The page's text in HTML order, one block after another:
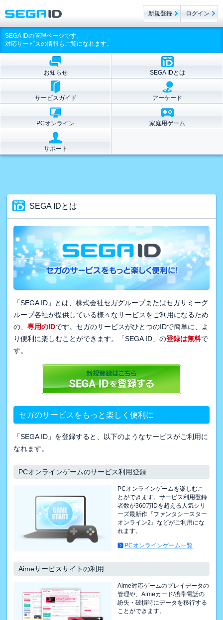
SEGA IDの管理ページです。
対応サービスの情報もご覧になれます。
お知らせ SEGA IDとは
サービスガイド アーケード
PCオンライン 家庭用ゲーム
サポート
SEGA IDとは
「SEGA ID」とは、株式会社セガグループまたはセガサミーグ
ループ各社が提供している様々なサービスをご利用になるため
の、専用のIDです。セガのサービスがひとつのIDで簡単に、よ
り便利に楽しむことができます。「SEGA ID」の登録は無料で
す。
セガのサービスをもっと楽しく便利に
「SEGA ID」を登録すると、以下のようなサービスがご利用に
なれます。
PCオンラインゲームのサービス利用登録
PCオンラインゲームを楽しむこ
とができます。サービス利用登録
者数が360万IDを超える人気シリ
ーズ最新作『ファンタシースター
オンライン2』などがご利用にな
れます。
PCオンラインゲーム一覧
Aimeサービスサイトの利用
Aime対応ゲームのプレイデータの
管理や、Aimeカード/携帯電話の
紛失・破損時にデータを移行する
ことができます。
新規登録 ログイン